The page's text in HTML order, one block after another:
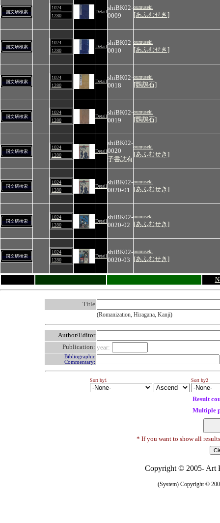
国文研検索
1024
1280
Detail
shiBK02-
0009
oumuseki
[あふむせき]
国文研検索
1024
1280
Detail
shiBK02-
0010
oumuseki
[あふむせき]
国文研検索
1024
1280
Detail
shiBK02-
0018
oumuseki
[鸚鵡石]
国文研検索
1024
1280
Detail
shiBK02-
0019
oumuseki
[鸚鵡石]
国文研検索
1024
1280
Detail
shiBK02-
0020
子書誌有
oumuseki
[あふむせき]
国文研検索
1024
1280
Detail
shiBK02-
0020-01
oumuseki
[あふむせき]
国文研検索
1024
1280
Detail
shiBK02-
0020-02
oumuseki
[あふむせき]
国文研検索
1024
1280
Detail
shiBK02-
0020-03
oumuseki
[あふむせき]
Title
(Romanization, Hiragana, Kanji)
Author/Editor
Publication: year:
Bibliographic
Commentary:
Sort by1 Sort by2
Result
Multiple
* If you want to show all
Copyright © 2005- Art
(System) Copyright ©